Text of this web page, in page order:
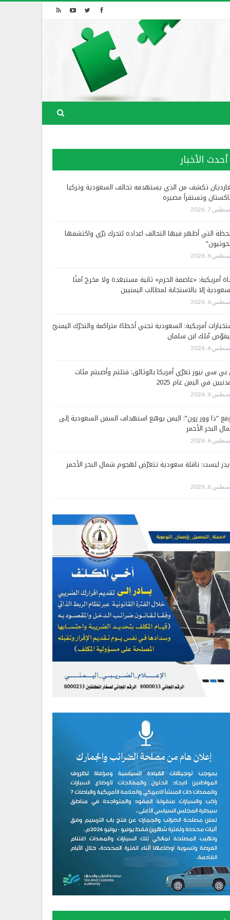
أحدث الأخبار
تكشف من الذي يستهدفه تحالف السعودية وتركيا
وتستقرأ مصيره
7, 2026
التي أظهر فيها التحالف اعداده لتحرك برّي واكتشفها
6, 2026
أمريكية: «عاصفة الحزم» ثانية مستبعَدة ولا مخرجَ آمنًا
إلا بالاستجابة لمطالب اليمنيين
6, 2026
أمريكية: السعودية تجني أخطاءً متراكمة والتحرّك اليمنيّ
مُلك ابن سلمان
6, 2026
بي سي نيوز تعرّي أمريكا بالوثائق: قتلتم وأصبتم مئات
في اليمن عام 2025
6, 2026
“ذا وور زون”: اليمن يوسّع استهداف السفن السعودية إلى
البحر الأحمر
6, 2026
ليست: ناقلة سعودية تتعرّض لهجوم شمال البحر الأحمر
6, 2026